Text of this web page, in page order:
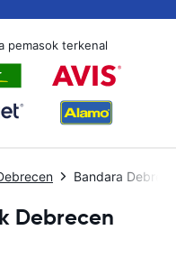
pemasok terkenal
Bandara
Debrecen